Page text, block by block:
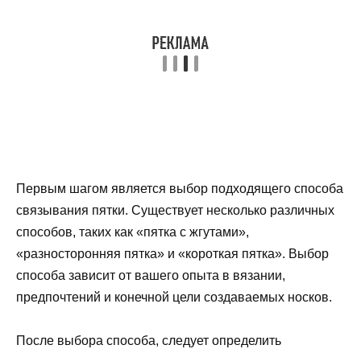
Первым шагом является выбор подходящего способа
связывания пятки. Существует несколько различных
способов, таких как «пятка с жгутами»,
«разносторонняя пятка» и «короткая пятка». Выбор
способа зависит от вашего опыта в вязании,
предпочтений и конечной цели создаваемых носков.
После выбора способа, следует определить